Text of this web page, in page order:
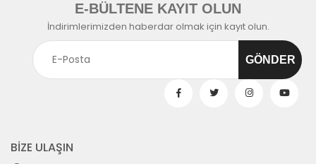
E-BÜLTENE KAYIT OLUN
İndirimlerimizden haberdar olmak için kayıt olun.
BİZE ULAŞIN